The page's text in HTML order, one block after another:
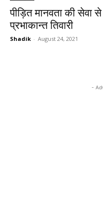
पीड़ित मानवता की सेवा
प्रभाकान्त तिवारी
Shadik - August 24, 2021
-